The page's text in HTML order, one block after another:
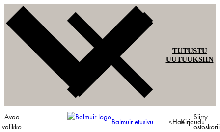
TUTUSTU
UUTUUKSIIN
Avaa
valikko
Balmuir etusivu HaeKirjaudu
Siirry